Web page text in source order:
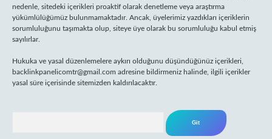
nedenle, sitedeki içerikleri proaktif olarak denetleme veya araştırma
yükümlülüğümüz bulunmamaktadır. Ancak, üyelerimiz yazdıkları içeriklerin
sorumluluğunu taşımakta olup, siteye üye olarak bu sorumluluğu kabul etmiş
sayılırlar.
Hukuka ve yasal düzenlemelere aykırı olduğunu düşündüğünüz içerikleri,
backlinkpanelicomtr@gmail.com adresine bildirmeniz halinde, ilgili içerikler
yasal süre içerisinde sitemizden kaldırılacaktır.